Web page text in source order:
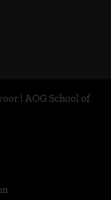
| AOG School of